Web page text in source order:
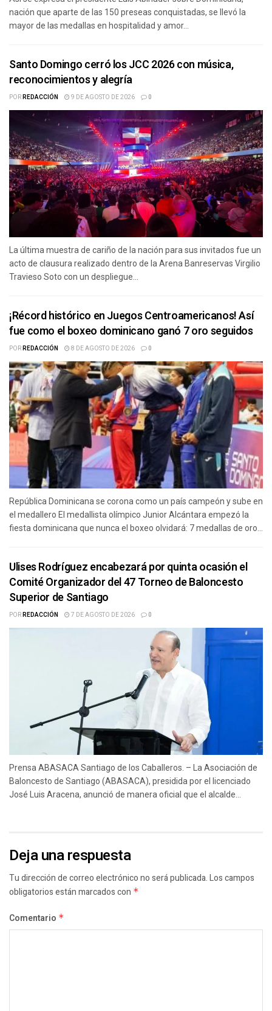
nación que aparte de las 150 preseas conquistadas, se llevó la
mayor de las medallas en hospitalidad y amor...
Santo Domingo cerró los JCC 2026 con música,
reconocimientos y alegría
PORREDACCIÓN 9 DE AGOSTO DE 2026 0
La última muestra de cariño de la nación para sus invitados fue un
acto de clausura realizado dentro de la Arena Banreservas Virgilio
Travieso Soto con un despliegue...
¡Récord histórico en Juegos Centroamericanos! Así
fue como el boxeo dominicano ganó 7 oro seguidos
PORREDACCIÓN 8 DE AGOSTO DE 2026 0
República Dominicana se corona como un país campeón y sube en
el medallero El medallista olímpico Junior Alcántara empezó la
fiesta dominicana que nunca el boxeo olvidará: 7 medallas de oro...
Ulises Rodríguez encabezará por quinta ocasión el
Comité Organizador del 47 Torneo de Baloncesto
Superior de Santiago
PORREDACCIÓN 7 DE AGOSTO DE 2026 0
Prensa ABASACA Santiago de los Caballeros. – La Asociación de
Baloncesto de Santiago (ABASACA), presidida por el licenciado
José Luis Aracena, anunció de manera oficial que el alcalde...
Deja una respuesta
Tu dirección de correo electrónico no será publicada.Los campos
obligatorios están marcados con *
Comentario *